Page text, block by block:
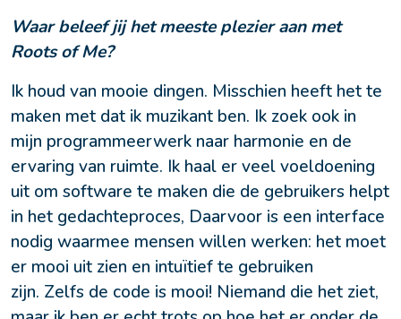
Waar beleef jij het meeste plezier aan met
Roots of Me?
Ik houd van mooie dingen. Misschien heeft het te
maken met dat ik muzikant ben. Ik zoek ook in
mijn programmeerwerk naar harmonie en de
ervaring van ruimte. Ik haal er veel voeldoening
uit om software te maken die de gebruikers helpt
in het gedachteproces, Daarvoor is een interface
nodig waarmee mensen willen werken: het moet
er mooi uit zien en intuïtief te gebruiken
zijn. Zelfs de code is mooi! Niemand die het ziet,